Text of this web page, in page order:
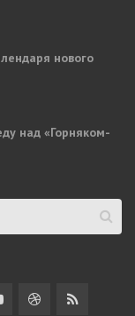
нового
над «Горняком-